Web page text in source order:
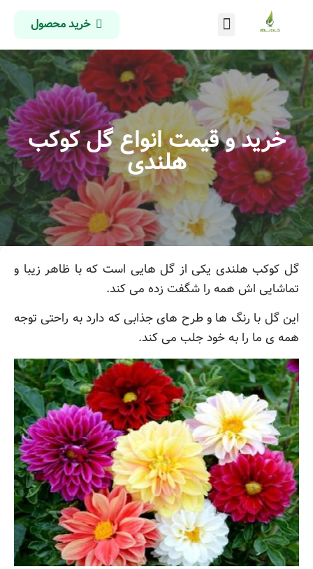
خرید محصول
خرید و قیمت انواع گل کوکب
هلندی
گل کوکب هلندی یکی از گل هایی است که با ظاهر زیبا و
تماشایی اش همه را شگفت زده می کند.
این گل با رنگ ها و طرح های جذابی که دارد به راحتی توجه
همه ی ما را به خود جلب می کند.